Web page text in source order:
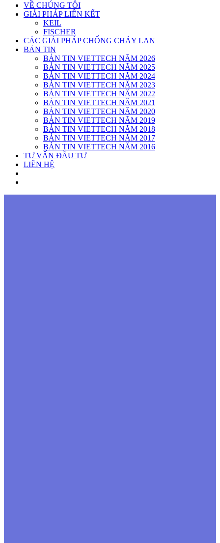
VỀ CHÚNG TÔI
GIẢI PHÁP LIÊN KẾT
KEIL
FISCHER
CÁC GIẢI PHÁP CHỐNG CHÁY LAN
BẢN TIN
BẢN TIN VIETTECH NĂM 2026
BẢN TIN VIETTECH NĂM 2025
BẢN TIN VIETTECH NĂM 2024
BẢN TIN VIETTECH NĂM 2023
BẢN TIN VIETTECH NĂM 2022
BẢN TIN VIETTECH NĂM 2021
BẢN TIN VIETTECH NĂM 2020
BẢN TIN VIETTECH NĂM 2019
BẢN TIN VIETTECH NĂM 2018
BẢN TIN VIETTECH NĂM 2017
BẢN TIN VIETTECH NĂM 2016
TƯ VẤN ĐẦU TƯ
LIÊN HỆ